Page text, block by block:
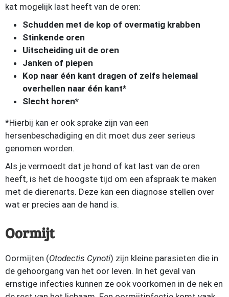
kat mogelijk last heeft van de oren:
Schudden met de kop of overmatig krabben
Stinkende oren
Uitscheiding uit de oren
Janken of piepen
Kop naar één kant dragen of zelfs helemaal
overhellen naar één kant*
Slecht horen*
*Hierbij kan er ook sprake zijn van een
hersenbeschadiging en dit moet dus zeer serieus
genomen worden.
Als je vermoedt dat je hond of kat last van de oren
heeft, is het de hoogste tijd om een afspraak te maken
met de dierenarts. Deze kan een diagnose stellen over
wat er precies aan de hand is.
Oormijt
Oormijten (Otodectis Cynoti) zijn kleine parasieten die in
de gehoorgang van het oor leven. In het geval van
ernstige infecties kunnen ze ook voorkomen in de nek en